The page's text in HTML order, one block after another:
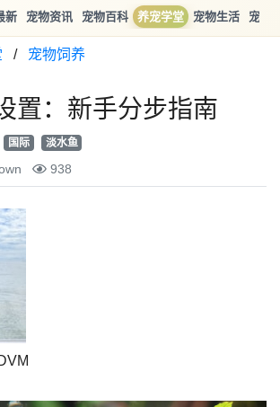
新 宠物资讯 宠物百科 养宠学堂 宠物生活 宠物
/ 宠物饲养
置：新手分步指南
国际 淡水鱼
938